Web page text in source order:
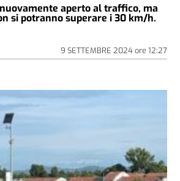
aperto al traffico, ma
si potranno superare i 30 km/h.
9 SETTEMBRE 2024ore 12:27